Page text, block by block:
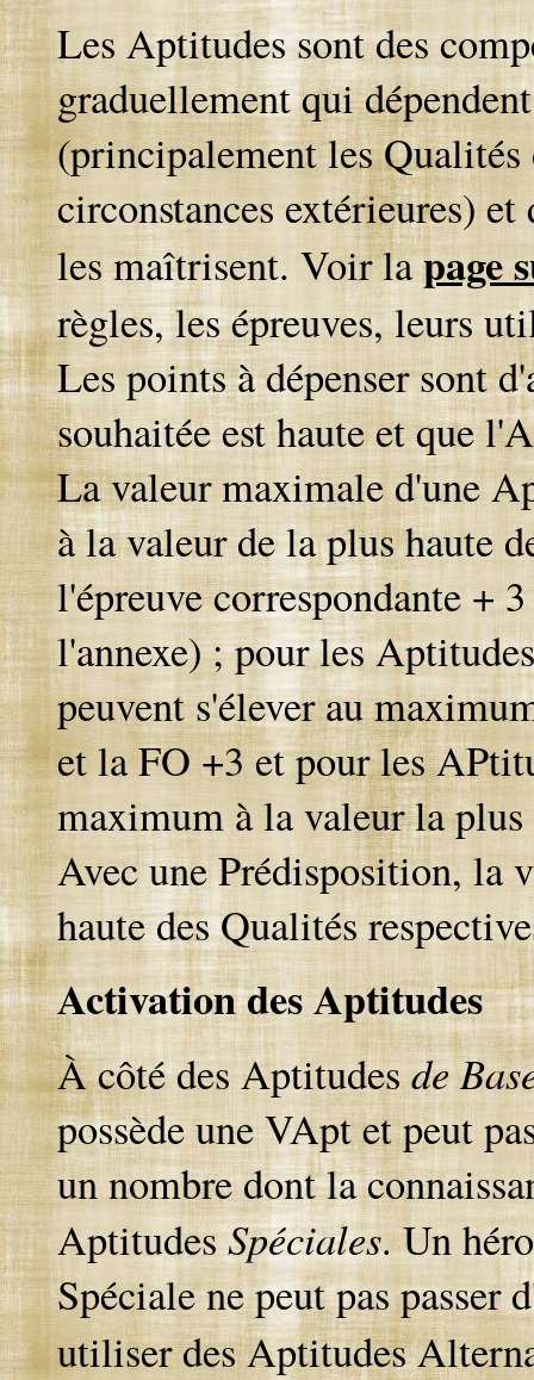
Les Aptitudes sont des
graduellement qui
(principalement les Qualités
circonstances extérieures)
les maîtrisent. Voir lapage
règles, les épreuves, leurs
Les points à dépenser sont
souhaitée est haute et que
La valeur maximale d'une
à la valeur de la plus haute
l'épreuve correspondante +
l'annexe) ; pour les
peuvent s'élever au
et la FO +3 et pour les
maximum à la valeur la
Avec une Prédisposition, la
haute des Qualités
Activation des Aptitudes
À côté des Aptitudes de
possède une VApt et peut
un nombre dont la
AptitudesSpéciales. Un
Spéciale ne peut pas passer
utiliser des Aptitudes